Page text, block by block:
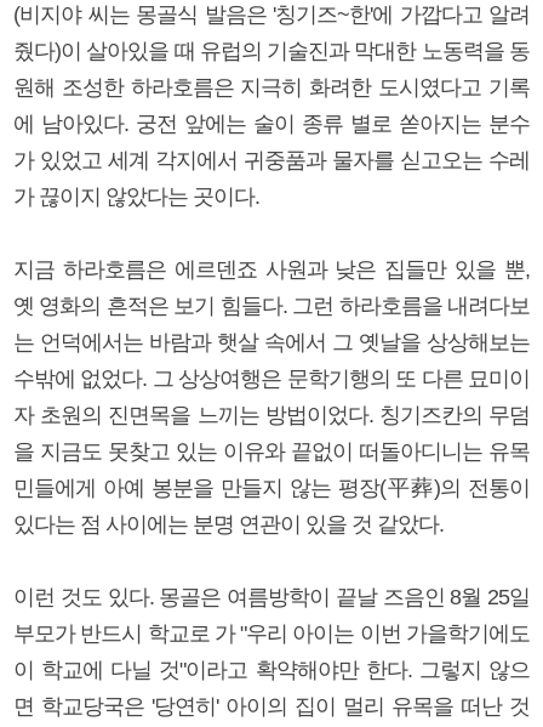
(비지야 씨는 몽골식 발음은 '칭기즈~한'에 가깝다고 알려
줬다)이 살아있을 때 유럽의 기술진과 막대한 노동력을 동
원해 조성한 하라호름은 지극히 화려한 도시였다고 기록
에 남아있다. 궁전 앞에는 술이 종류 별로 쏟아지는 분수
가 있었고 세계 각지에서 귀중품과 물자를 싣고오는 수레
가 끊이지 않았다는 곳이다.
지금 하라호름은 에르덴죠 사원과 낮은 집들만 있을 뿐,
옛 영화의 흔적은 보기 힘들다. 그런 하라호름을 내려다보
는 언덕에서는 바람과 햇살 속에서 그 옛날을 상상해보는
수밖에 없었다. 그 상상여행은 문학기행의 또 다른 묘미이
자 초원의 진면목을 느끼는 방법이었다. 칭기즈칸의 무덤
을 지금도 못찾고 있는 이유와 끝없이 떠돌아디니는 유목
민들에게 아예 봉분을 만들지 않는 평장(平葬)의 전통이
있다는 점 사이에는 분명 연관이 있을 것 같았다.
이런 것도 있다. 몽골은 여름방학이 끝날 즈음인 8월 25일
부모가 반드시 학교로 가 "우리 아이는 이번 가을학기에도
이 학교에 다닐 것"이라고 확약해야만 한다. 그렇지 않으
면 학교당국은 '당연히' 아이의 집이 멀리 유목을 떠난 것